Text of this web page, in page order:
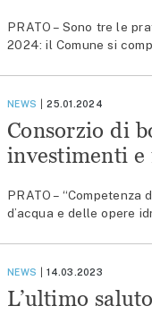
PRATO – Sono tre le
2024: il Comune si
NEWS 25.01.2024
Consorzio di
investimenti
PRATO –
d’acqua e delle opere
NEWS 14.03.2023
L’ultimo